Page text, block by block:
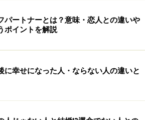
してきた行動を整理していく必要
決して結婚にだけ限定する必要あり
歩んできた歴史を重ねてあわせてみ
か。
ない結婚に対する考え方を持つこと
の焦りは自然と和らいでいくと思
を見つめ直すための3つの教えを実
パートナーとは？意味・恋人との違いや
ポイントを解説
に幸せになった人・ならない人の違いと